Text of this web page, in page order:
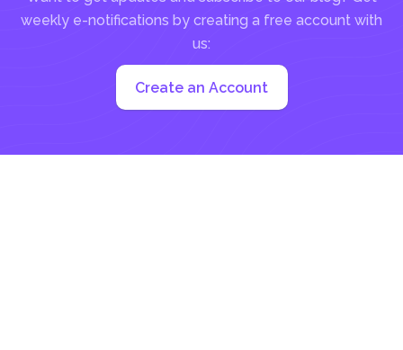
weekly e-notifications by creating a free account with
us:
Create an Account